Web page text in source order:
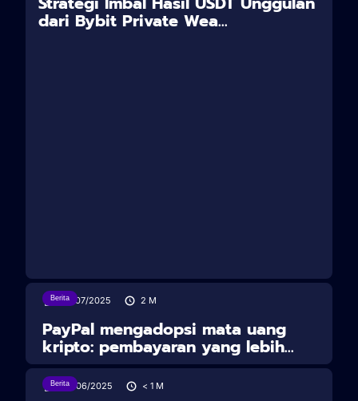
dari Bybit Private Wea...
Berita
30/07/2025 2 M
PayPal mengadopsi mata uang
kripto: pembayaran yang lebih...
Berita28/06/2025 < 1 M